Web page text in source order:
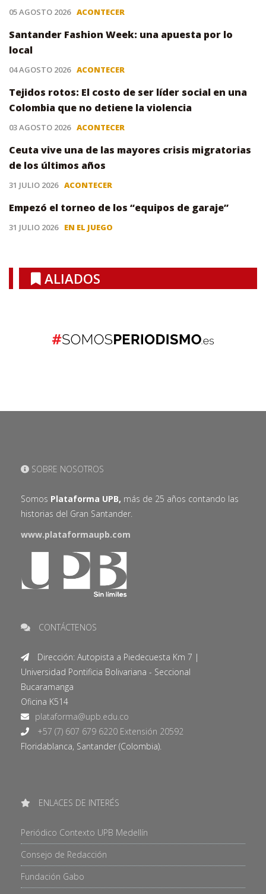
05 AGOSTO 2026 ACONTECER
Santander Fashion Week: una apuesta por lo
local
04 AGOSTO 2026 ACONTECER
Tejidos rotos: El costo de ser líder social en una
Colombia que no detiene la violencia
03 AGOSTO 2026 ACONTECER
Ceuta vive una de las mayores crisis migratorias
de los últimos años
31 JULIO 2026 ACONTECER
Empezó el torneo de los “equipos de garaje”
31 JULIO 2026 EN EL JUEGO
ALIADOS
SOBRE NOSOTROS
Somos Plataforma UPB, más de 25 años contando las
historias del Gran Santander.
www.plataformaupb.com
CONTÁCTENOS
Dirección: Autopista a Piedecuesta Km 7 |
Universidad Pontificia Bolivariana - Seccional
Bucaramanga
Oficina K514
+57 (7) 607 679 6220 Extensión 20592
Floridablanca, Santander (Colombia).
ENLACES DE INTERÉS
Periódico Contexto UPB Medellín
Consejo de Redacción
Fundación Gabo